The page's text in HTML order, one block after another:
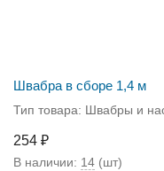
Швабра в сборе 1,4 м
Тип товара: Швабры и
254 ₽
В наличии: 14 (шт)